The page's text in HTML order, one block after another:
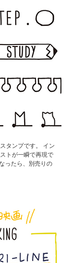
タンプです。 イン
トが一瞬で再現で
ったら、別売りの